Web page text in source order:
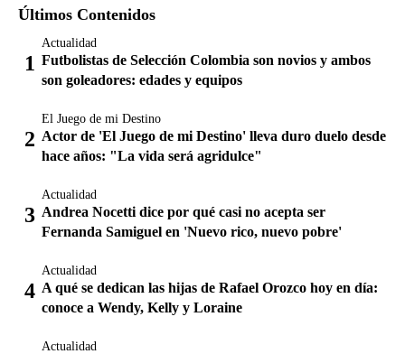
Últimos Contenidos
Actualidad
Futbolistas de Selección Colombia son novios y ambos
son goleadores: edades y equipos
El Juego de mi Destino
Actor de 'El Juego de mi Destino' lleva duro duelo desde
hace años: "La vida será agridulce"
Actualidad
Andrea Nocetti dice por qué casi no acepta ser
Fernanda Samiguel en 'Nuevo rico, nuevo pobre'
Actualidad
A qué se dedican las hijas de Rafael Orozco hoy en día:
conoce a Wendy, Kelly y Loraine
Actualidad